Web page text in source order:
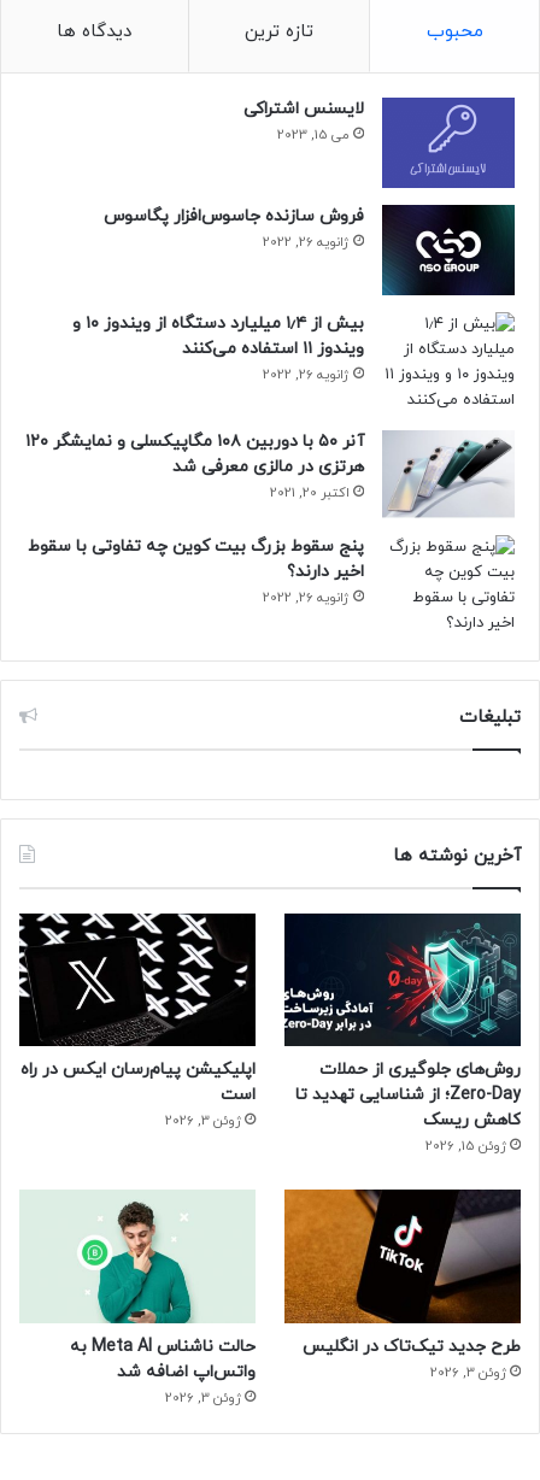
محبوب تازه ترین دیدگاه ها
لایسنس اشتراکی
می 15, 2023
فروش سازنده جاسوس‌افزار پگاسوس
ژانویه 26, 2022
بیش از ۱٫۴ میلیارد دستگاه از ویندوز ۱۰ و
ویندوز ۱۱ استفاده می‌کنند
ژانویه 26, 2022
آنر ۵۰ با دوربین ۱۰۸ مگاپیکسلی و نمایشگر ۱۲۰
هرتزی در مالزی معرفی شد
اکتبر 20, 2021
پنج سقوط بزرگ بیت کوین چه تفاوتی با سقوط
اخیر دارند؟
ژانویه 26, 2022
تبلیغات
آخرین نوشته ها
روش‌های جلوگیری از حملات
Zero-Day؛ از شناسایی تهدید تا
کاهش ریسک
ژوئن 15, 2026
اپلیکیشن پیام‌رسان ایکس در راه
است
ژوئن 3, 2026
طرح جدید تیک‌تاک در انگلیس
ژوئن 3, 2026
حالت ناشناس Meta AI به
واتس‌اپ اضافه شد
ژوئن 3, 2026